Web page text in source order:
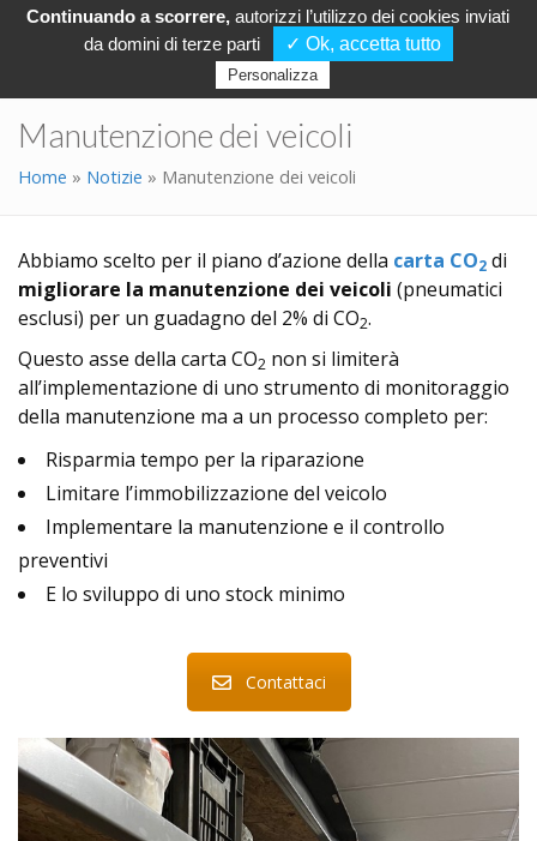
Manutenzione dei veicoli
Home » Notizie » Manutenzione dei veicoli
Abbiamo scelto per il piano d’azione della carta CO2 di
migliorare la manutenzione dei veicoli (pneumatici
esclusi) per un guadagno del 2% di CO2.
Questo asse della carta CO2 non si limiterà
all’implementazione di uno strumento di monitoraggio
della manutenzione ma a un processo completo per:
Risparmia tempo per la riparazione
Limitare l’immobilizzazione del veicolo
Implementare la manutenzione e il controllo
preventivi
E lo sviluppo di uno stock minimo
Contattaci
Continuando a scorrere, autorizzi l’utilizzo dei cookies inviati
da domini di terze parti
✓ Ok, accetta tutto
Personalizza